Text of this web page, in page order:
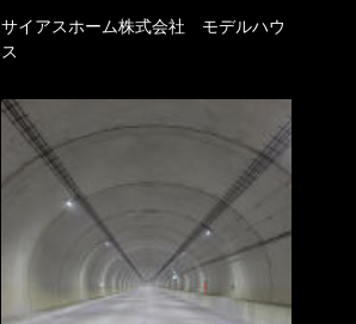
サイアスホーム株式会社 モデルハウ
ス